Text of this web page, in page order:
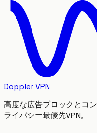
Doppler VPN
高度な広告ブロックとコ
ライバシー最優先VPN。